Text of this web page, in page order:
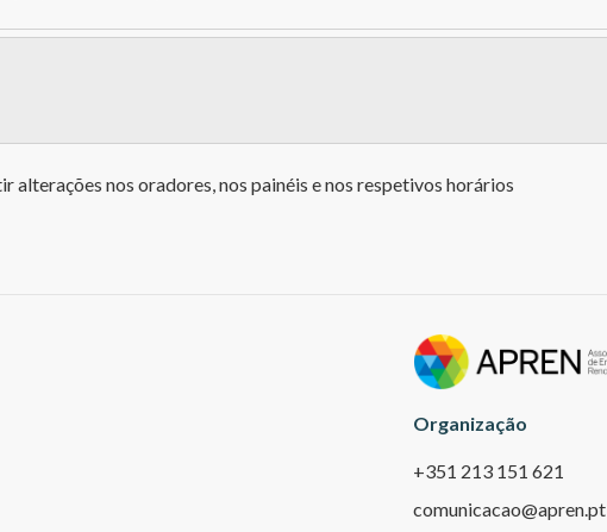
nos oradores, nos painéis e nos respetivos horários
Organização
+351 213 151 621
comunicacao@apren.pt